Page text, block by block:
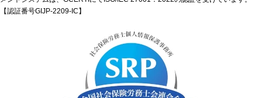
【認証番号GIJP-2209-IC】